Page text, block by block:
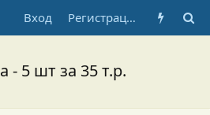
Вход Регистрация
- 5 шт за 35 т.р.